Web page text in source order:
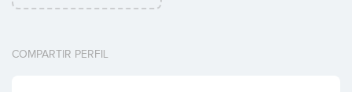
COMPARTIR PERFIL